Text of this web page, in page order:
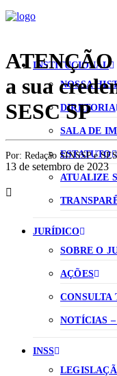
INSTITUCIONAL
NOSSA
DIRETORIA
SALA DE
ESTATUTO
ATUALIZE
JURÍDICO
SOBRE O
AÇÕES
CONSULTA
NOTÍCIAS
INSS
ATENÇÃO
a sua
SESC SP
Por: Redação SINSSP e
13 de setembro de 2023